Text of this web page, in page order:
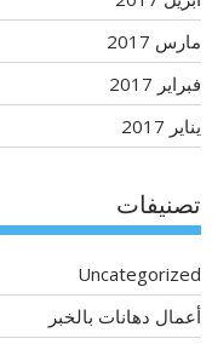
مارس 2017
فبراير 2017
يناير 2017
تصنيفات
Uncategorized
أعمال دهانات بالخبر